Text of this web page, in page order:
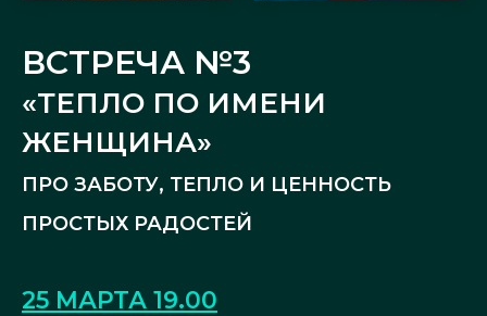
ВСТРЕЧА №3
«ТЕПЛО ПО ИМЕНИ
ЖЕНЩИНА»
ПРО ЗАБОТУ, ТЕПЛО И ЦЕННОСТЬ
ПРОСТЫХ РАДОСТЕЙ
25 МАРТА 19.00